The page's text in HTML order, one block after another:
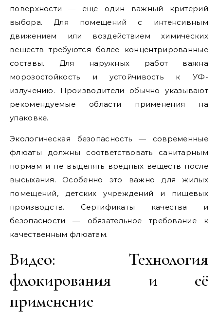
поверхности — еще один важный критерий
выбора. Для помещений с интенсивным
движением или воздействием химических
веществ требуются более концентрированные
составы. Для наружных работ важна
морозостойкость и устойчивость к УФ-
излучению. Производители обычно указывают
рекомендуемые области применения на
упаковке.
Экологическая безопасность — современные
флюаты должны соответствовать санитарным
нормам и не выделять вредных веществ после
высыхания. Особенно это важно для жилых
помещений, детских учреждений и пищевых
производств. Сертификаты качества и
безопасности — обязательное требование к
качественным флюатам.
Видео: Технология
флокирования и её
применение